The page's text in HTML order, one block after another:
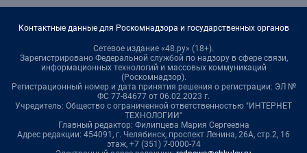
Контактные данные для Роскомнадзора и государственных органов
Сетевое издание «48.ру» (18+).
Зарегистрировано Федеральной службой по надзору в сфере связи,
информационных технологий и массовых коммуникаций
(Роскомнадзор).
Регистрационный номер и дата принятия решения о регистрации: ЭЛ №
ФС 77-84677 от 06.02.2023 г.
Учредитель: Общество с ограниченной ответственностью "ИНТЕРНЕТ
ТЕХНОЛОГИИ"
Главный редактор: Филипцева Мария Сергеевна
Адрес редакции: 454091, г. Челябинск, проспект Ленина, 26А, стр.2, 16
этаж, +7 (351) 7-0000-74